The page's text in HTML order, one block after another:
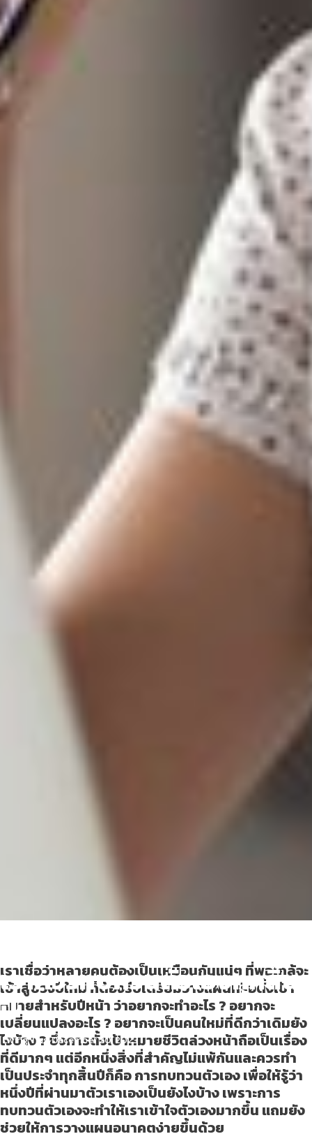
เราควรทบทวนตัวเองทุกสิ้น
ปี
Living Tips December 20, 2023
เราเชื่อว่าหลายคนต้องเป็นเหมือนกันแน่ๆ ที่พอใกล้จะ
เข้าสู่ช่วงปีใหม่ ก็ต้องรีบเตรียมวางแผนหรือตั้งเป้า
หมายสำหรับปีหน้า ว่าอยากจะทำอะไร ? อยากจะ
เปลี่ยนแปลงอะไร ? อยากจะเป็นคนใหม่ที่ดีกว่าเดิมยัง
ไงบ้าง ? ซึ่งการตั้งเป้าหมายชีวิตล่วงหน้าถือเป็นเรื่อง
ที่ดีมากๆ แต่อีกหนึ่งสิ่งที่สำคัญไม่แพ้กันและควรทำ
เป็นประจำทุกสิ้นปีก็คือ การทบทวนตัวเอง เพื่อให้รู้ว่า
หนึ่งปีที่ผ่านมาตัวเราเองเป็นยังไงบ้าง เพราะการ
ทบทวนตัวเองจะทำให้เราเข้าใจตัวเองมากขึ้น แถมยัง
ช่วยให้การวางแผนอนาคตง่ายขึ้นด้วย